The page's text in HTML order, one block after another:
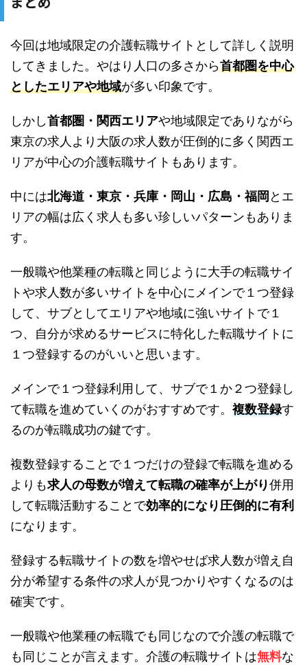
今回は地域限定の介護転職サイトとして詳しく説明
してきました。やはり人口の多さから首都圏を中心
としたエリアや地域が多い印象です。
しかし首都圏・関西エリアや地域限定でありながら
東京の求人より大阪の求人数が圧倒的に多く関西エ
リアが中心の介護転職サイトもあります。
中には北海道・東京・兵庫・岡山・広島・福岡 とエ
リアの幅は広く求人も多い珍しいパターンもありま
す。
一般職や他業種の転職と同じように大手の転職サイ
トや求人数が多いサイトを中心にメインで１つ登録
して、サブとしてエリアや地域に強いサイトで１
つ、自分が求めるサービスに特化した転職サイトに
１つ登録するのがいいと思います。
メインで１つ登録利用して、サブで１か２つ登録し
て転職を進めていくのがおすすめです。 複数登録す
るのが転職成功の鍵です。
複数登録することで１つだけの登録で転職を進める
よりも求人の母数が増えて転職の確率が上がり併用
して転職活動することで効率的になり圧倒的に有利
になります。
登録する転職サイトの数を増やせば求人数が増え自
分が希望する条件の求人が見つかりやすくなるのは
確実です。
一般職や他業種の転職でも同じなので介護の転職で
も同じことが言えます。介護の転職サイトは無料な